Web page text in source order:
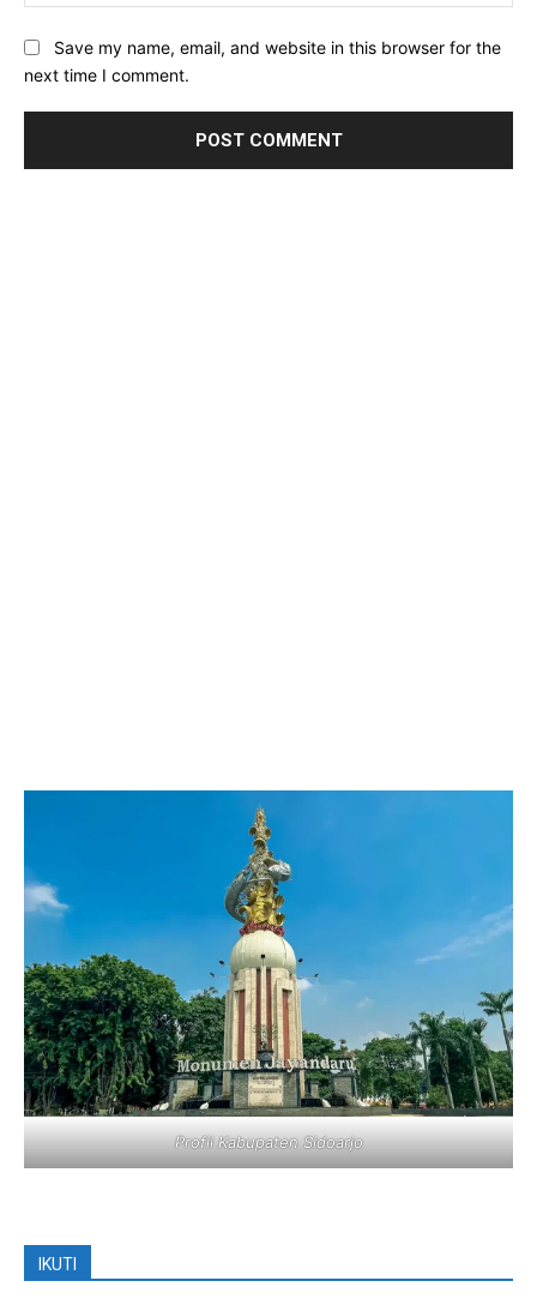
Save my name, email, and website in this browser for the
next time I comment.
Profil Kabupaten Sidoarjo
IKUTI